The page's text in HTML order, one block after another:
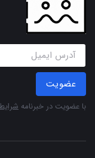
عضویت
با عضویت در خبرنامه